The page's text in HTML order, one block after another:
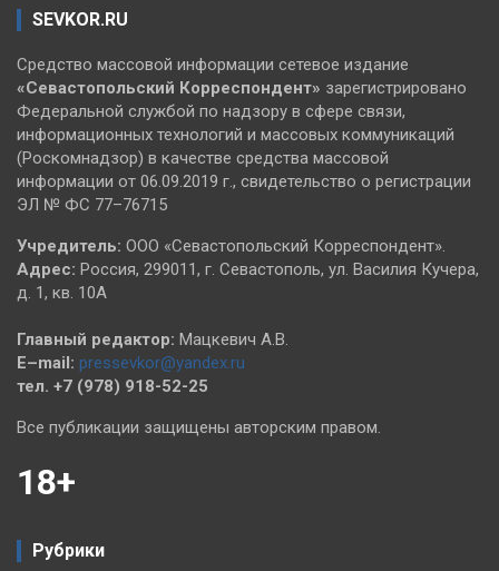
SEVKOR.RU
Средство массовой информации сетевое издание
«Севастопольский Корреспондент» зарегистрировано
Федеральной службой по надзору в сфере связи,
информационных технологий и массовых коммуникаций
(Роскомнадзор) в качестве средства массовой
информации от 06.09.2019 г., свидетельство о регистрации
ЭЛ № ФС 77–76715
Учредитель: ООО «Севастопольский Корреспондент».
Адрес: Россия, 299011, г. Севастополь, ул. Василия Кучера,
д. 1, кв. 10А
Главный редактор: Мацкевич А.В.
E–mail: pressevkor@yandex.ru
тел. +7 (978) 918-52-25
Все публикации защищены авторским правом.
18+
Рубрики